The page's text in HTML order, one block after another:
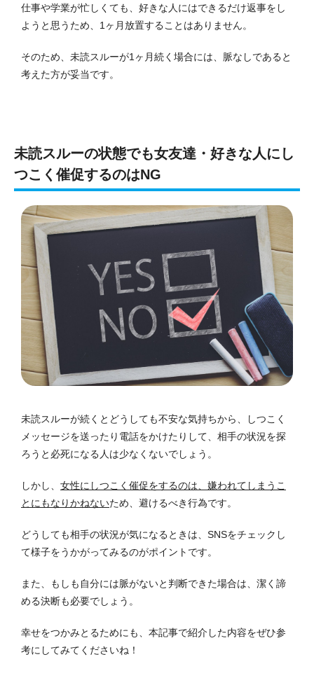
仕事や学業が忙しくても、好きな人にはできるだけ返事をし
ようと思うため、1ヶ月放置することはありません。
そのため、未読スルーが1ヶ月続く場合には、脈なしであると
考えた方が妥当です。
未読スルーの状態でも女友達・好きな人にし
つこく催促するのはNG
未読スルーが続くとどうしても不安な気持ちから、しつこく
メッセージを送ったり電話をかけたりして、相手の状況を探
ろうと必死になる人は少なくないでしょう。
しかし、 女性にしつこく催促をするのは、嫌われてしまうこ
とにもなりかねないため、避けるべき行為です。
どうしても相手の状況が気になるときは、SNSをチェックし
て様子をうかがってみるのがポイントです。
また、もしも自分には脈がないと判断できた場合は、潔く諦
める決断も必要でしょう。
幸せをつかみとるためにも、本記事で紹介した内容をぜひ参
考にしてみてくださいね！